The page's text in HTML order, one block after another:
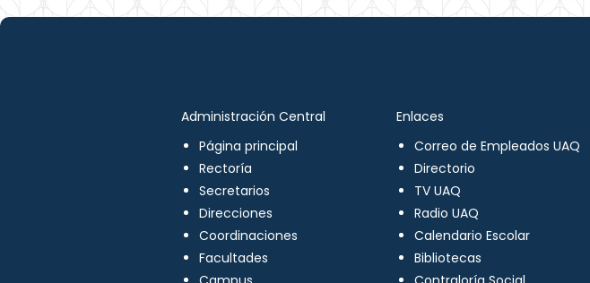
Administración Central
Página principal
Rectoría
Secretarios
Direcciones
Coordinaciones
Facultades
Enlaces
Correo de Empleados UAQ
Directorio
TV UAQ
Radio UAQ
Calendario Escolar
Bibliotecas